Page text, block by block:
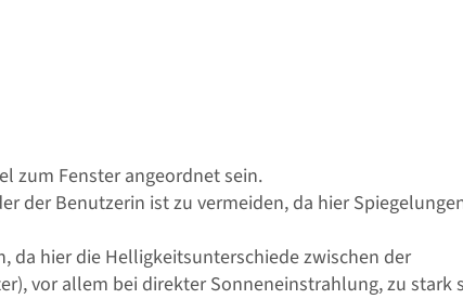
zum Fenster angeordnet sein.
der Benutzerin ist zu vermeiden, da hier
da hier die Helligkeitsunterschiede zwischen der
vor allem bei direkter Sonneneinstrahlung, zu stark